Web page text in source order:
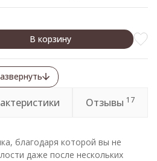
В корзину
Отзывы 17
благодаря которой вы не
даже после нескольких